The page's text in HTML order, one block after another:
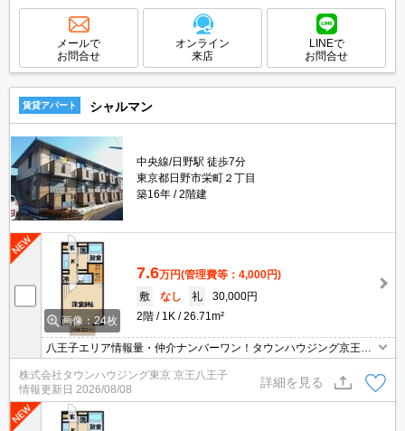
好。仲介手数料家賃の0.55ヵ月分。
メールで
お問合せ
オンライン
来店
LINEで
お問合せ
賃貸アパート シャルマン
中央線/日野駅 徒歩7分
東京都日野市栄町２丁目
築16年
2階建
画像：24枚
7.6万円(管理費等：4,000円)
敷
なし 礼
30,000円
2階
1K 26.71m²
八王子エリア情報量・仲介ナンバーワン！タウンハウジング京王八
王子店です!お客様用駐車場もございますので車でのご来店も大歓迎
です！
株式会社タウンハウジング東京 京王八王子
情報更新日 2026/08/08
詳細を見る